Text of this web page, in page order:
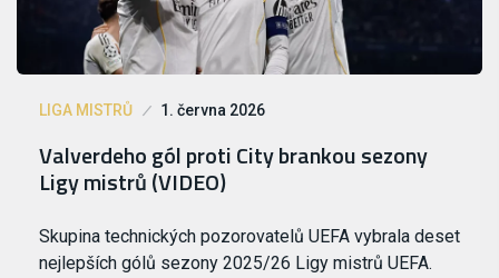
LIGA MISTRŮ 1. června 2026
Valverdeho gól proti City brankou sezony
Ligy mistrů (VIDEO)
Skupina technických pozorovatelů UEFA vybrala deset
nejlepších gólů sezony 2025/26 Ligy mistrů UEFA.